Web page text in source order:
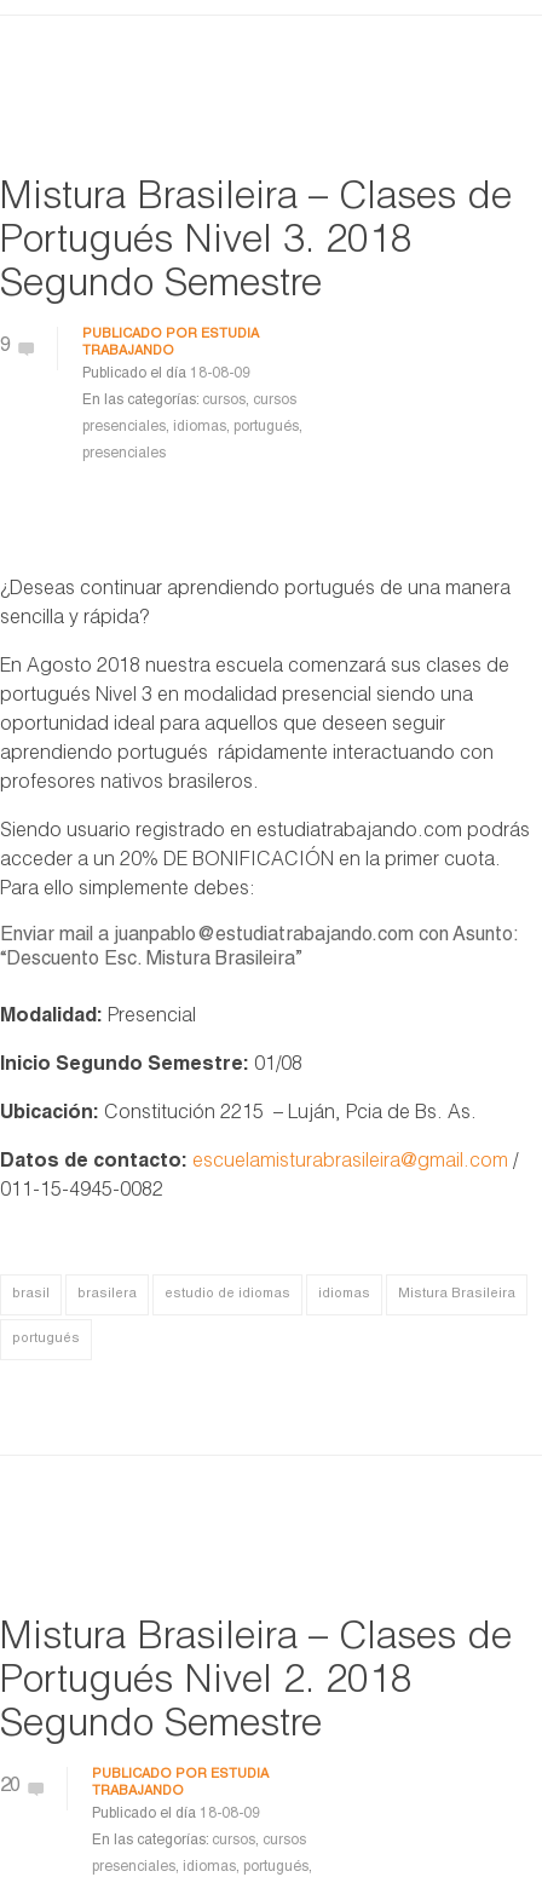
Mistura Brasileira – Clases de
Portugués Nivel 3. 2018
Segundo Semestre
9
PUBLICADO POR ESTUDIA
TRABAJANDO
Publicado el día 18-08-09
En las categorías: cursos, cursos
presenciales, idiomas, portugués,
presenciales
¿Deseas continuar aprendiendo portugués de una manera
sencilla y rápida?
En Agosto 2018 nuestra escuela comenzará sus clases de
portugués Nivel 3 en modalidad presencial siendo una
oportunidad ideal para aquellos que deseen seguir
aprendiendo portugués rápidamente interactuando con
profesores nativos brasileros.
Siendo usuario registrado en estudiatrabajando.com podrás
acceder a un 20% DE BONIFICACIÓN en la primer cuota.
Para ello simplemente debes:
Enviar mail a juanpablo@estudiatrabajando.com con Asunto:
“Descuento Esc. Mistura Brasileira”
Modalidad: Presencial
Inicio Segundo Semestre: 01/08
Ubicación: Constitución 2215 – Luján, Pcia de Bs. As.
Datos de contacto: escuelamisturabrasileira@gmail.com /
011-15-4945-0082
brasil brasilera estudio de idiomas idiomas Mistura Brasileira
portugués
Mistura Brasileira – Clases de
Portugués Nivel 2. 2018
Segundo Semestre
20
PUBLICADO POR ESTUDIA
TRABAJANDO
Publicado el día 18-08-09
En las categorías: cursos, cursos
presenciales, idiomas, portugués,